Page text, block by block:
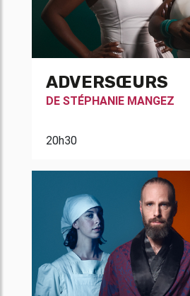
ADVERSŒURS
DE STÉPHANIE MANGEZ
20h30